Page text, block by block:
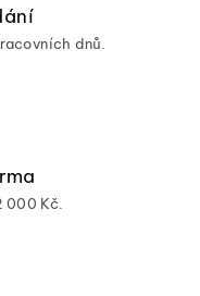
dnů.
000 Kč.